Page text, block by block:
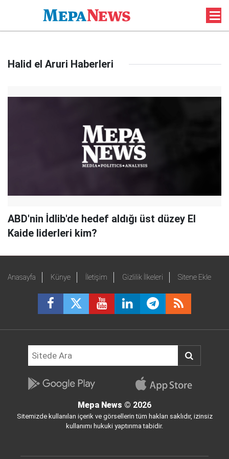
Halid el Aruri Haberleri
ABD'nin İdlib'de hedef aldığı üst düzey El
Kaide liderleri kim?
Anasayfa Künye İletişim Gizlilik İlkeleri Sitene Ekle
Mepa News © 2026
Sitemizde kullanılan içerik ve görsellerin tüm hakları saklıdır, izinsiz
kullanımı hukuki yaptırıma tabidir.